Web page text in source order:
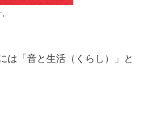
「音と生活（くらし）」と